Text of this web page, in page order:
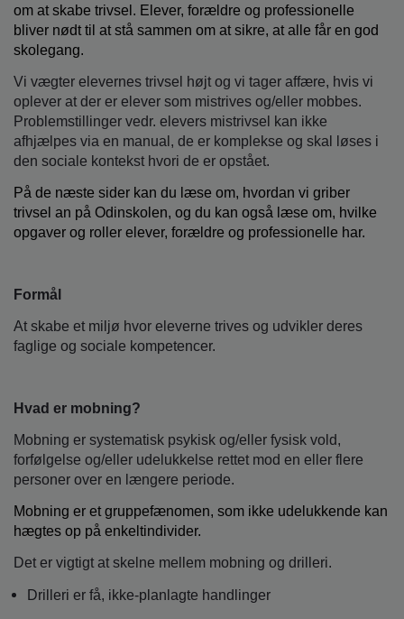
om at skabe trivsel. Elever, forældre og professionelle
bliver nødt til at stå sammen om at sikre, at alle får en god
skolegang.
Vi vægter elevernes trivsel højt og vi tager affære, hvis vi
oplever at der er elever som mistrives og/eller mobbes.
Problemstillinger vedr. elevers mistrivsel kan ikke
afhjælpes via en manual, de er komplekse og skal løses i
den sociale kontekst hvori de er opstået.
På de næste sider kan du læse om, hvordan vi griber
trivsel an på Odinskolen, og du kan også læse om, hvilke
opgaver og roller elever, forældre og professionelle har.
Formål
At skabe et miljø hvor eleverne trives og udvikler deres
faglige og sociale kompetencer.
Hvad er mobning?
Mobning er systematisk psykisk og/eller fysisk vold,
forfølgelse og/eller udelukkelse rettet mod en eller flere
personer over en længere periode.
Mobning er et gruppefænomen, som ikke udelukkende kan
hægtes op på enkeltindivider.
Det er vigtigt at skelne mellem mobning og drilleri.
Drilleri er få, ikke-planlagte handlinger